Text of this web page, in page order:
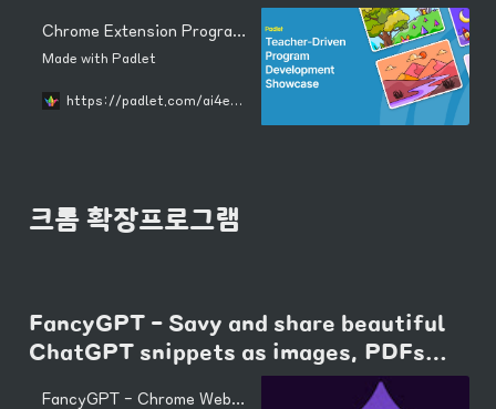
Chrome Extension Program Development Show
Made with Padlet
https://padlet.com/ai4edu/chrome
크롬 확장프로그램
FancyGPT - Savy and share beautiful
ChatGPT snippets as images, PDFs…
FancyGPT - Chrome Web Store